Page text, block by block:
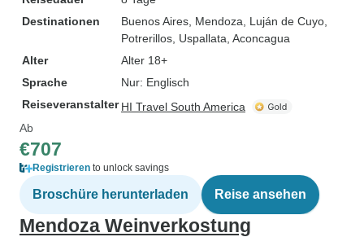
Destinationen
Buenos Aires , Mendoza , Luján de Cuyo
Potrerillos , Uspallata , Aconcagua
Alter
Alter 18+
Sprache
Nur: Englisch
Reiseveranstalter HI Travel South America
Ab
€707
Registrieren to unlock savings
Broschüre herunterladen Reise ansehen
Mendoza Weinverkostung